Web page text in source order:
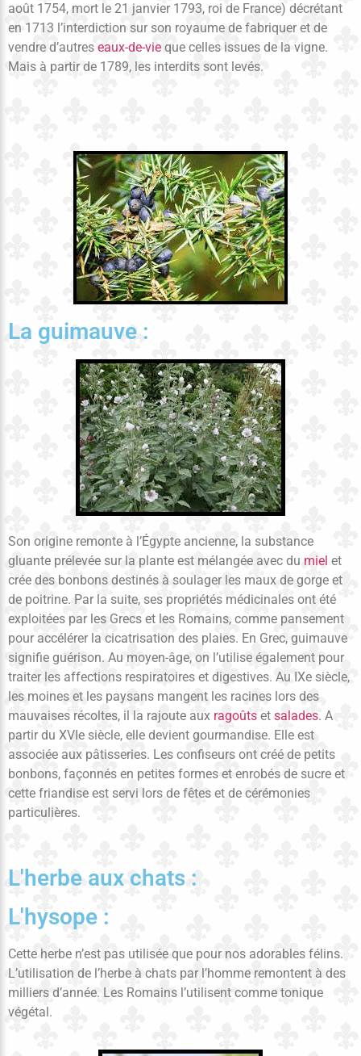
août 1754, mort le 21 janvier 1793, roi de France) décrétant
en 1713 l’interdiction sur son royaume de fabriquer et de
vendre d’autres eaux-de-vie que celles issues de la vigne.
Mais à partir de 1789, les interdits sont levés.
La guimauve :
Son origine remonte à l’Égypte ancienne, la substance
gluante prélevée sur la plante est mélangée avec du miel et
crée des bonbons destinés à soulager les maux de gorge et
de poitrine. Par la suite, ses propriétés médicinales ont été
exploitées par les Grecs et les Romains, comme pansement
pour accélérer la cicatrisation des plaies. En Grec, guimauve
signifie guérison. Au moyen-âge, on l’utilise également pour
traiter les affections respiratoires et digestives. Au IXe siècle,
les moines et les paysans mangent les racines lors des
mauvaises récoltes, il la rajoute aux ragoûts et salades. A
partir du XVIe siècle, elle devient gourmandise. Elle est
associée aux pâtisseries. Les confiseurs ont créé de petits
bonbons, façonnés en petites formes et enrobés de sucre et
cette friandise est servi lors de fêtes et de cérémonies
particulières.
L'herbe aux chats :
L'hysope :
Cette herbe n’est pas utilisée que pour nos adorables félins.
L’utilisation de l’herbe à chats par l’homme remontent à des
milliers d’année. Les Romains l’utilisent comme tonique
végétal.